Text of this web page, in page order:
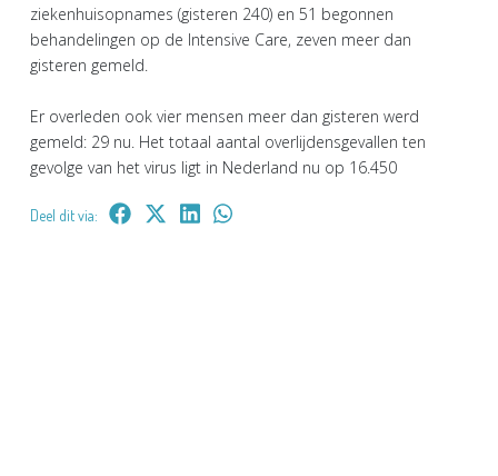
ziekenhuisopnames (gisteren 240) en 51 begonnen
behandelingen op de Intensive Care, zeven meer dan
gisteren gemeld.
Er overleden ook vier mensen meer dan gisteren werd
gemeld: 29 nu. Het totaal aantal overlijdensgevallen ten
gevolge van het virus ligt in Nederland nu op 16.450
Deel dit via: